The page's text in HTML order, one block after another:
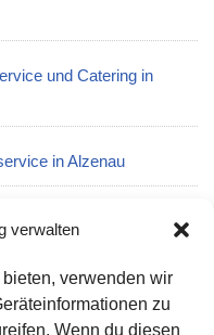
verwalten
verwenden wir
zu
Wenn du diesen
und Catering in
in Alzenau
und Catering in Gera